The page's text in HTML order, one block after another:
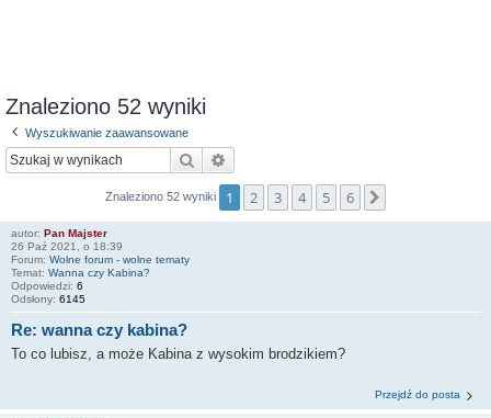
Znaleziono 52 wyniki
Wyszukiwanie zaawansowane
Szukaj
Znaleziono 52 wyniki 1 2 3 4 5 6
autor: Pan Majster
26 Paź 2021, o 18:39
Forum: Wolne forum - wolne tematy
Temat: Wanna czy Kabina?
Odpowiedzi: 6
Odsłony: 6145
Re: wanna czy kabina?
To co lubisz, a może Kabina z wysokim brodzikiem?
Przejdź do posta